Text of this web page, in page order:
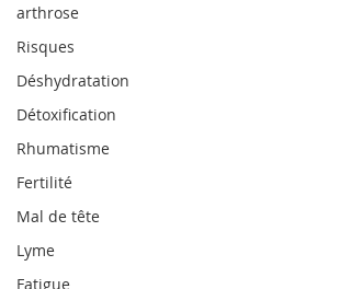
arthrose
Risques
Déshydratation
Détoxification
Rhumatisme
Fertilité
Mal de tête
Lyme
Fatigue